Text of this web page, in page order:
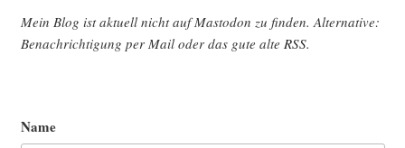
Mein Blog ist aktu­ell nicht auf Mast­o­don zu fin­den. Alter­na­ti­ve:
Benach­rich­ti­gung per Mail oder das gute alte RSS.
Name